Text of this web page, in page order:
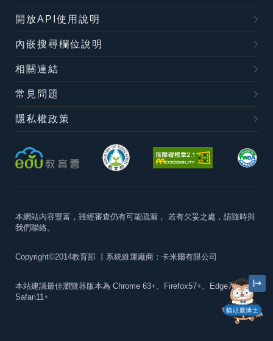
貓頭鷹博士
開放API使用說明
內嵌搜尋欄位說明
相關連結
常見問題
隱私權政策
本網站內容豐富，雖經審查仍有可能疏漏， 若有欠妥之處，請隨時與
我們聯絡。
Copyright©2014教育部 丨系統維運廠商：卡米爾有限公司
本站建議最佳瀏覽器版本為 Chrome 63+、Firefox57+、Edge79+及
Safari11+